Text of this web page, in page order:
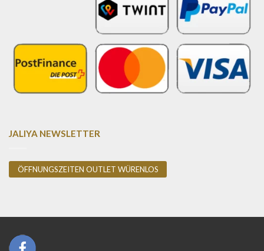
JALIYA NEWSLETTER
ÖFFNUNGSZEITEN OUTLET WÜRENLOS